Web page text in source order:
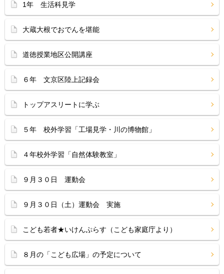
1年 生活科見学
大蔵大根でおでんを堪能
道徳授業地区公開講座
６年 文京区陸上記録会
トップアスリートに学ぶ
５年 校外学習「工場見学・川の博物館」
４年校外学習「自然体験教室」
９月３０日 運動会
９月３０日（土）運動会 実施
こども若者★いけんぷらす（こども家庭庁より）
８月の「こども広場」の予定について